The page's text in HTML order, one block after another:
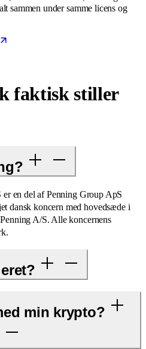
sammen under samme licens og
faktisk stiller
en del af Penning Group ApS
dansk koncern med hovedsæde i
A/S. Alle koncernens
min krypto?